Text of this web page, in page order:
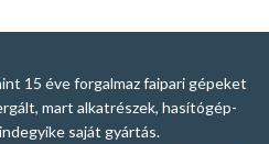
15 éve forgalmaz faipari gépeket
mart alkatrészek, hasítógép-
saját gyártás.